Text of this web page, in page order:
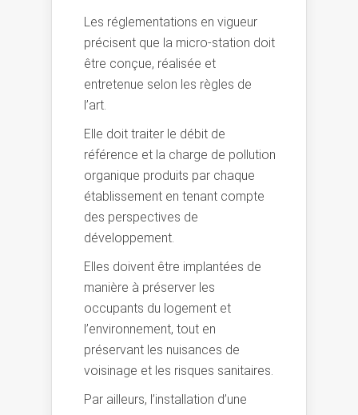
Les réglementations en vigueur
précisent que la micro-station doit
être conçue, réalisée et
entretenue selon les règles de
l’art.
Elle doit traiter le débit de
référence et la charge de pollution
organique produits par chaque
établissement en tenant compte
des perspectives de
développement.
Elles doivent être implantées de
manière à préserver les
occupants du logement et
l’environnement, tout en
préservant les nuisances de
voisinage et les risques sanitaires.
Par ailleurs, l’installation d’une